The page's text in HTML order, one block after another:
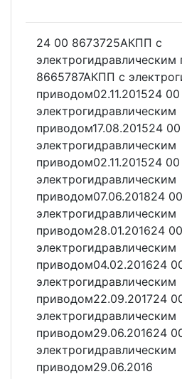
24 00 8673725АКПП с
8665787АКПП с
приводом02.11.201524
электрогидравлическим
приводом17.08.201524
электрогидравлическим
приводом02.11.201524
электрогидравлическим
приводом07.06.201824
электрогидравлическим
приводом28.01.201624
электрогидравлическим
приводом04.02.201624
электрогидравлическим
приводом22.09.201724
электрогидравлическим
приводом29.06.201624
электрогидравлическим
приводом29.06.2016